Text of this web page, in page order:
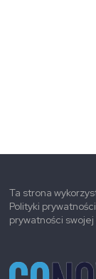
Ta strona
Polityki
prywatności